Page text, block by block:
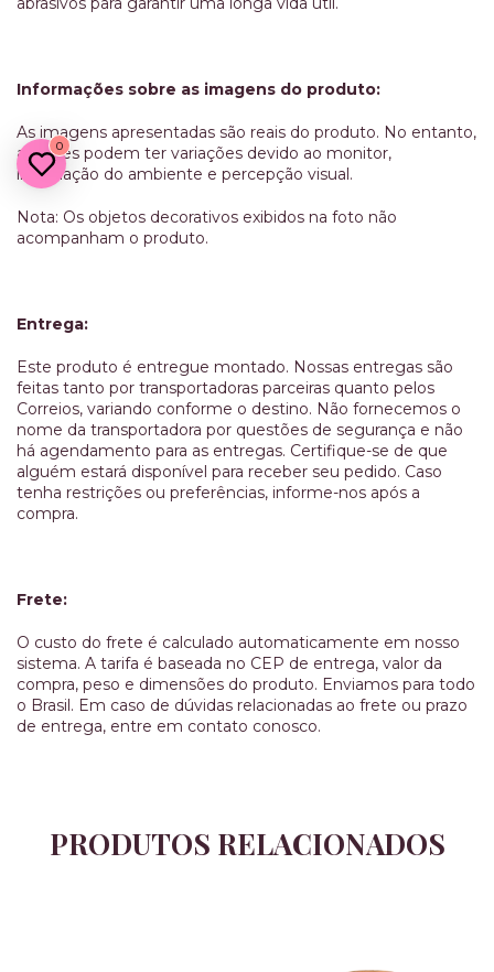
Informações sobre as imagens do produto:
As imagens apresentadas são reais do produto. No entanto,
as cores podem ter variações devido ao monitor,
iluminação do ambiente e percepção visual.
Nota: Os objetos decorativos exibidos na foto não
acompanham o produto.
Entrega:
Este produto é entregue montado. Nossas entregas são
feitas tanto por transportadoras parceiras quanto pelos
Correios, variando conforme o destino. Não fornecemos o
nome da transportadora por questões de segurança e não
há agendamento para as entregas. Certifique-se de que
alguém estará disponível para receber seu pedido. Caso
tenha restrições ou preferências, informe-nos após a
compra.
Frete:
O custo do frete é calculado automaticamente em nosso
sistema. A tarifa é baseada no CEP de entrega, valor da
compra, peso e dimensões do produto. Enviamos para todo
o Brasil. Em caso de dúvidas relacionadas ao frete ou prazo
de entrega, entre em contato conosco.
PRODUTOS RELACIONADOS
0